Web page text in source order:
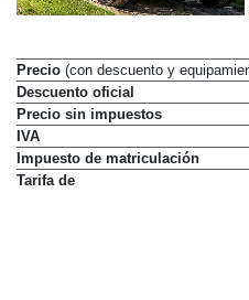
Precio (con descuento y
Descuento oficial
Precio sin impuestos
IVA
Impuesto de matriculación
Tarifa de